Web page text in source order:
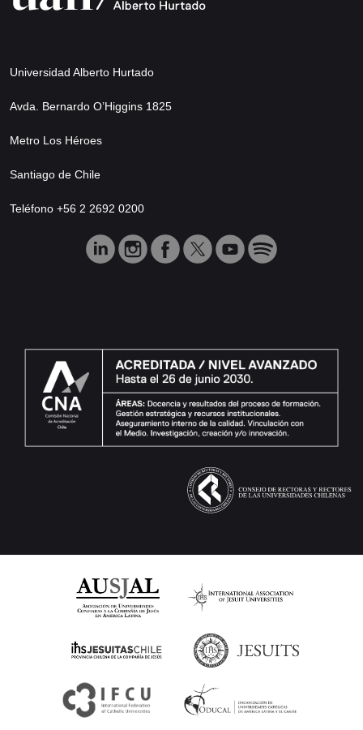
Universidad Alberto Hurtado
Avda. Bernardo O’Higgins 1825
Metro Los Héroes
Santiago de Chile
Teléfono +56 2 2692 0200